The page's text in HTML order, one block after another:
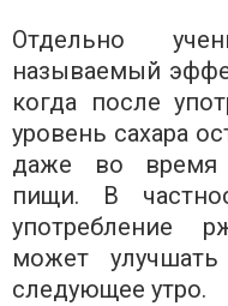
Отдельно
называемый
когда после
уровень сахара
даже во время
пищи. В
употребление
может
следующее утро.